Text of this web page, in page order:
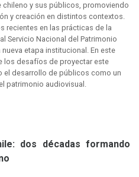
y sus públicos, promoviendo
y creación en distintos contextos.
recientes en las prácticas de la
Servicio Nacional del Patrimonio
etapa institucional. En este
los desafíos de proyectar este
el desarrollo de públicos como un
patrimonio audiovisual.
dos décadas formando